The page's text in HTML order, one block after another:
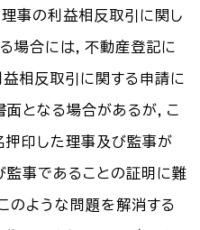
事の利益相反取引に関し
場合には，不動産登記に
相反取引に関する申請に
となる場合があるが，こ
印した理事及び監事が
事であることの証明に難
のような問題を解消する